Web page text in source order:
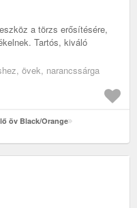
a törzs erősítésére,
Tartós, kiváló
övek, narancssárga
öv Black/Orange